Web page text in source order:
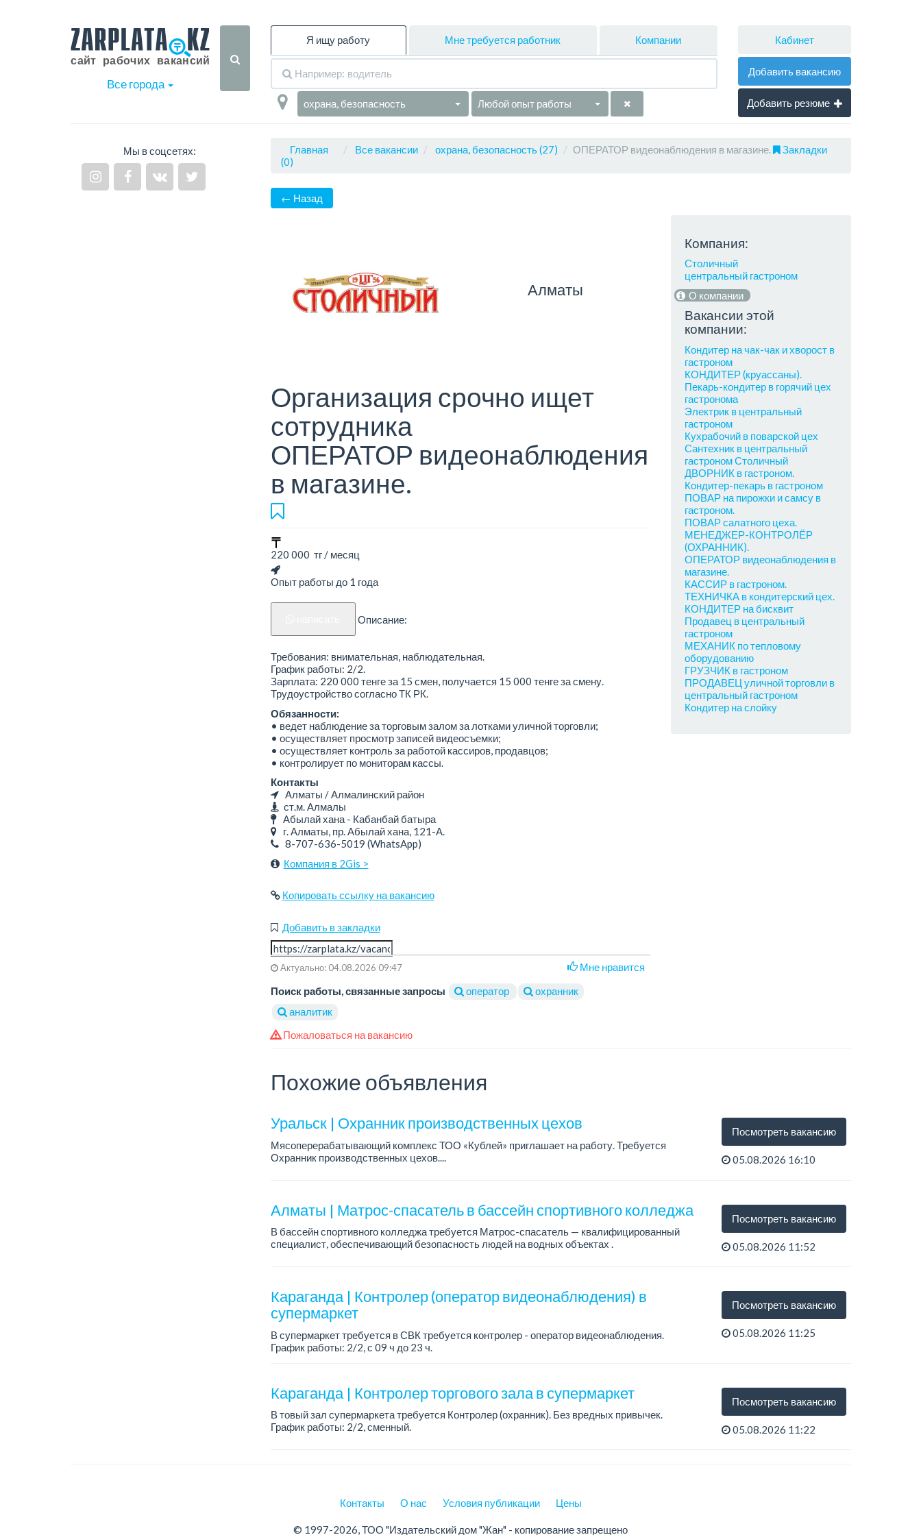
Все города
Я ищу работу Мне требуется работник Компании
охрана, безопасность Любой опыт работы
Кабинет
Добавить вакансию
Добавить резюме
Мы в соцсетях: Главная Все вакансии охрана, безопасность (27) ОПЕРАТОР видеонаблюдения в магазине.
Закладки
(0)
← Назад
Алматы
Организация срочно ищет
сотрудника
ОПЕРАТОР видеонаблюдения
в магазине.
220 000 тг / месяц
Опыт работы до 1 года
Описание:
Требования: внимательная, наблюдательная.
График работы: 2/2.
Зарплата: 220 000 тенге за 15 смен, получается 15 000 тенге за смену.
Трудоустройство согласно ТК РК.
Обязанности:
• ведет наблюдение за торговым залом за лотками уличной торговли;
• осуществляет просмотр записей видеосъемки;
• осуществляет контроль за работой кассиров, продавцов;
• контролирует по мониторам кассы.
Контакты
Алматы / Алмалинский район
ст.м. Алмалы
Абылай хана - Кабанбай батыра
г. Алматы, пр. Абылай хана, 121-А.
8-707-636-5019 (WhatsApp)
Компания в 2Gis >
Копировать ссылку на вакансию
Добавить в закладки
Актуально: 04.08.2026 09:47
Мне нравится
Поиск работы, связанные запросы
оператор
охранник
аналитик
Компания:
Столичный
центральный гастроном
О компании
Вакансии этой
компании:
Кондитер на чак-чак и хворост в
гастроном
КОНДИТЕР (круассаны).
Пекарь-кондитер в горячий цех
гастронома
Электрик в центральный
гастроном
Кухрабочий в поварской цех
Сантехник в центральный
гастроном Столичный
ДВОРНИК в гастроном.
Кондитер-пекарь в гастроном
ПОВАР на пирожки и самсу в
гастроном.
ПОВАР салатного цеха.
МЕНЕДЖЕР-КОНТРОЛЁР
(ОХРАННИК).
ОПЕРАТОР видеонаблюдения в
магазине.
КАССИР в гастроном.
ТЕХНИЧКА в кондитерский цех.
КОНДИТЕР на бисквит
Продавец в центральный
гастроном
МЕХАНИК по тепловому
оборудованию
ГРУЗЧИК в гастроном
ПРОДАВЕЦ уличной торговли в
центральный гастроном
Кондитер на слойку
Пожаловаться на вакансию
Похожие объявления
Уральск | Охранник производственных цехов
Мясоперерабатывающий комплекс ТОО «Кублей» приглашает на работу. Требуется
Охранник производственных цехов....
Посмотреть вакансию
05.08.2026 16:10
Алматы | Матрос-спасатель в бассейн спортивного колледжа
В бассейн спортивного колледжа требуется Матрос-спасатель — квалифицированный
специалист, обеспечивающий безопасность людей на водных объектах .
Посмотреть вакансию
05.08.2026 11:52
Караганда | Контролер (оператор видеонаблюдения) в
супермаркет
В супермаркет требуется в СВК требуется контролер - оператор видеонаблюдения.
График работы: 2/2, с 09 ч до 23 ч.
Посмотреть вакансию
05.08.2026 11:25
Караганда | Контролер торгового зала в супермаркет
В товый зал супермаркета требуется Контролер (охранник). Без вредных привычек.
График работы: 2/2, сменный.
Посмотреть вакансию
05.08.2026 11:22
Контакты О нас Условия публикации Цены
© 1997-2026, ТОО "Издательский дом "Жан" - копирование запрещено